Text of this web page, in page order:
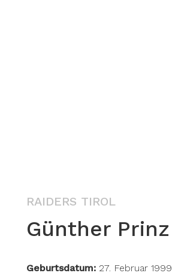
RAIDERS TIROL
Günther Prinz
Geburtsdatum: 27. Februar 1999